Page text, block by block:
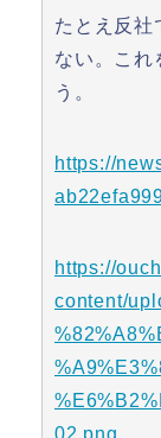
たとえ反社
ない。これ
う。
https://
https://
content/
02.png